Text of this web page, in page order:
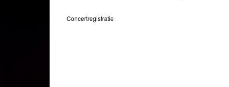
Concertregistratie